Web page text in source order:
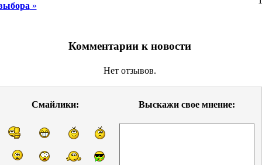
»
Комментарии к новости
Нет отзывов.
Смайлики: Выскажи свое мнение: